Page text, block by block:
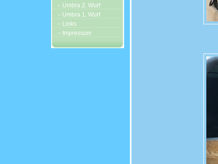
Umbra 2. Wurf
Umbra 1. Wurf
Links
Impressum